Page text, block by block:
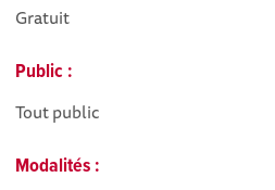
Gratuit
Public :
Tout public
Modalités :